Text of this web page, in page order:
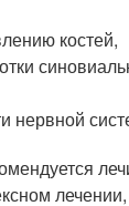
костей,
нервной